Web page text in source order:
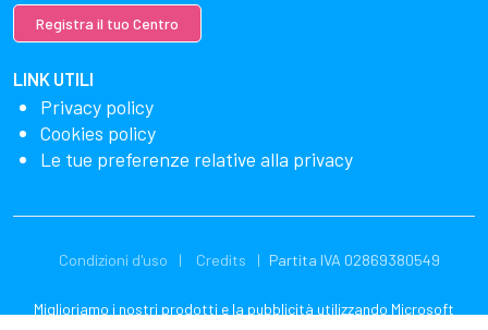
Registra il tuo Centro
LINK UTILI
Privacy policy
Cookies policy
Le tue preferenze relative alla privacy
Condizioni d'uso Credits Partita IVA 02869380549
Miglioriamo i nostri prodotti e la pubblicità utilizzando Microsoft